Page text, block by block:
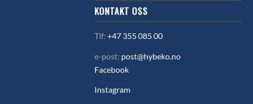
KONTAKT OSS
Tlf:+47 355 085 00
e-post: post@hybeko.no
Facebook
Instagram